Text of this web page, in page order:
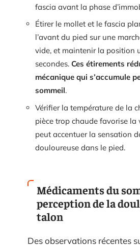
fascia avant la phase
Étirer le mollet et le fascia
l’avant du pied sur une
vide, et maintenir la position
secondes. Ces étirements
mécanique qui s’accumule
sommeil.
Vérifier la température de la
pièce trop chaude favorise
peut accentuer la sensation
douloureuse dans le pied.
Médicaments du
perception de la
talon
Des observations récentes